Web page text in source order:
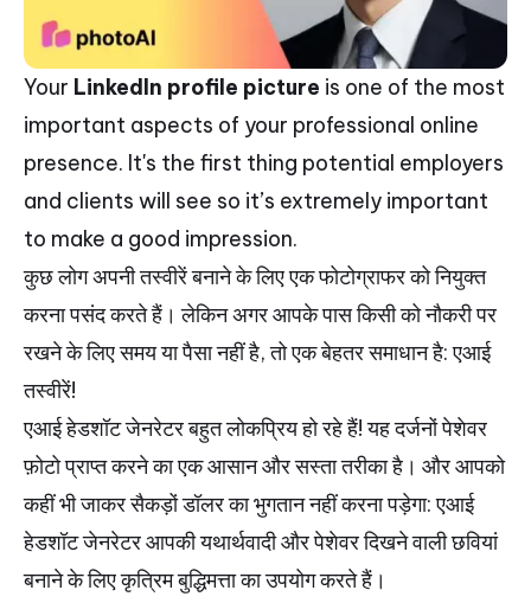
Your LinkedIn profile picture is one of the most
important aspects of your professional online
presence. It's the first thing potential employers
and clients will see so it’s extremely important
to make a good impression.
कुछ लोग अपनी तस्वीरें बनाने के लिए एक फोटोग्राफर को नियुक्त
करना पसंद करते हैं। लेकिन अगर आपके पास किसी को नौकरी पर
रखने के लिए समय या पैसा नहीं है, तो एक बेहतर समाधान है: एआई
तस्वीरें!
एआई हेडशॉट जेनरेटर बहुत लोकप्रिय हो रहे हैं! यह दर्जनों पेशेवर
फ़ोटो प्राप्त करने का एक आसान और सस्ता तरीका है। और आपको
कहीं भी जाकर सैकड़ों डॉलर का भुगतान नहीं करना पड़ेगा: एआई
हेडशॉट जेनरेटर आपकी यथार्थवादी और पेशेवर दिखने वाली छवियां
बनाने के लिए कृत्रिम बुद्धिमत्ता का उपयोग करते हैं।